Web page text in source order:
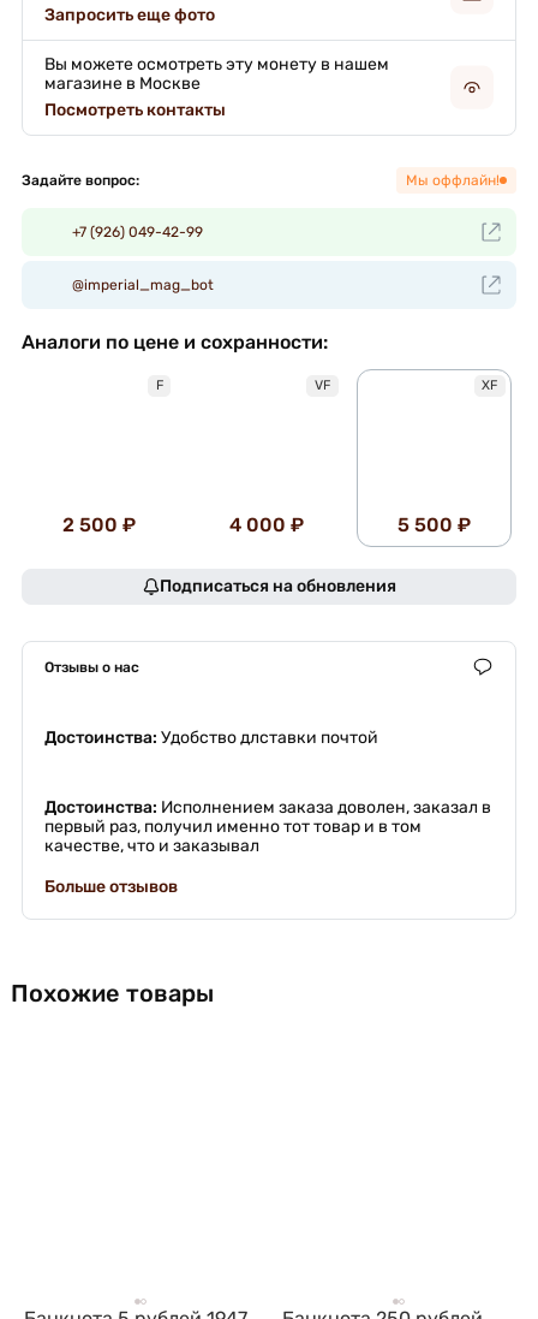
Запросить еще фото
Вы можете осмотреть эту монету в нашем
магазине в Москве
Посмотреть контакты
Задайте вопрос: Мы оффлайн!
+7 (926) 049-42-99
@imperial_mag_bot
Аналоги по цене и сохранности:
F
2 500 ₽
VF
4 000 ₽
XF
5 500 ₽
Подписаться на обновления
Отзывы о нас
Достоинства: Удобство длставки почтой
Достоинства: Исполнением заказа доволен, заказал в
первый раз, получил именно тот товар и в том
качестве, что и заказывал
Больше отзывов
Похожие товары